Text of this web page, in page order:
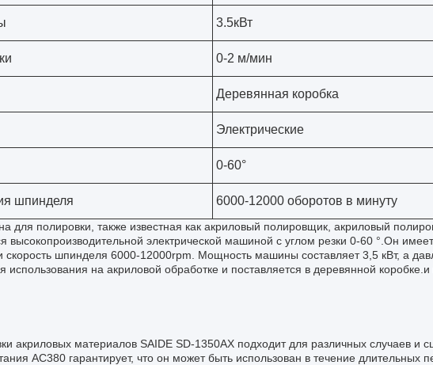
3.5кВт
0-2 м/мин
Деревянная коробка
Электрические
0-60°
шпинделя 6000-12000 оборотов в минуту
для полировки, также известная как акриловый полировщик, акриловый
высокопроизводительной электрической машиной с углом резки 0-60 °.Он
скорость шпинделя 6000-12000rpm. Мощность машины составляет 3,5 кВт, а
на акриловой обработке и поставляется в деревянной
акриловых материалов SAIDE SD-1350AX подходит для различных случаев и
AC380 гарантирует, что он может быть использован в течение длительных